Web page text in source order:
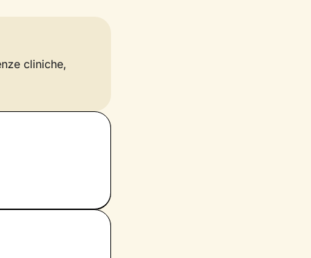
cliniche,